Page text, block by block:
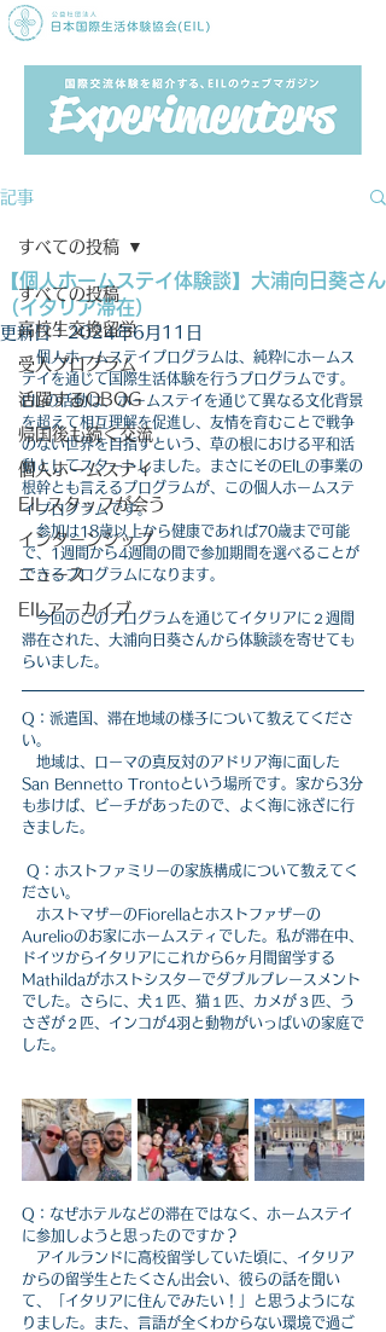
記事
すべての投稿
高校生交換留学
受入プログラム
活躍するOBOG
帰国後も続く交流
個人ホームステイ
EILスタッフが会う
インターンシップ
ニュース
EILアーカイブ
すべての投稿
【個人ホームステイ体験談】大浦向日葵さん
（イタリア滞在）
更新日：2024年6月11日
個人ホームステイプログラムは、純粋にホームス
テイを通じて国際生活体験を行うプログラムです。
EILの活動は、ホームステイを通じて異なる文化背景
を超えて相互理解を促進し、友情を育むことで戦争
のない世界を目指すという、 草の根における平和活
動としてスタートしました。まさにそのEILの事業の
根幹とも言えるプログラムが、この個人ホームステ
イプログラムです。
参加は18歳以上から健康であれば70歳まで可能
で、1週間から4週間の間で参加期間を選べることが
できるプログラムになります。
今回のこのプログラムを通じてイタリアに２週間
滞在された、大浦向日葵さんから体験談を寄せても
らいました。
Q：派遣国、滞在地域の様子について教えてくださ
い。
地域は、ローマの真反対のアドリア海に面した
San Bennetto Trontoという場所です。家から3分
も歩けば、ビーチがあったので、よく海に泳ぎに行
きました。
Q：ホストファミリーの家族構成について教えてく
ださい。
ホストマザーのFiorellaとホストファザーの
Aurelioのお家にホームスティでした。私が滞在中、
ドイツからイタリアにこれから6ヶ月間留学する
Mathildaがホストシスターでダブルプレースメント
でした。さらに、犬１匹、猫１匹、カメが３匹、う
さぎが２匹、インコが4羽と動物がいっぱいの家庭で
した。
Q：なぜホテルなどの滞在ではなく、ホームステイ
に参加しようと思ったのですか？
アイルランドに高校留学していた頃に、イタリア
からの留学生とたくさん出会い、彼らの話を聞い
て、「イタリアに住んでみたい！」と思うようにな
りました。また、 言語が全くわからない環境で過ご